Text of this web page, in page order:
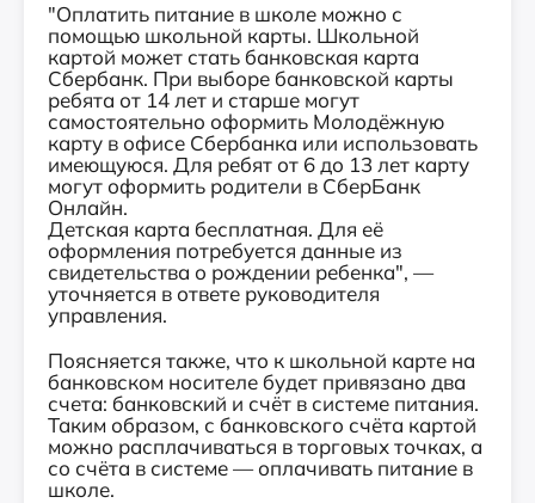
"Оплатить питание в школе можно с
помощью школьной карты. Школьной
картой может стать банковская карта
Сбербанк. При выборе банковской карты
ребята от 14 лет и старше могут
самостоятельно оформить Молодёжную
карту в офисе Сбербанка или использовать
имеющуюся. Для ребят от 6 до 13 лет карту
могут оформить родители в СберБанк
Онлайн.
Детская карта бесплатная. Для её
оформления потребуется данные из
свидетельства о рождении ребенка", —
уточняется в ответе руководителя
управления.
Поясняется также, что к школьной карте на
банковском носителе будет привязано два
счета: банковский и счёт в системе питания.
Таким образом, с банковского счёта картой
можно расплачиваться в торговых точках, а
со счёта в системе — оплачивать питание в
школе.